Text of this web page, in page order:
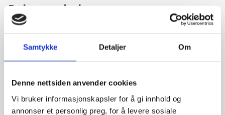
Samtykke Detaljer Om
Denne nettsiden anvender cookies
Vi bruker informasjonskapsler for å gi innhold og
annonser et personlig preg, for å levere sosiale
Relaterte boliger